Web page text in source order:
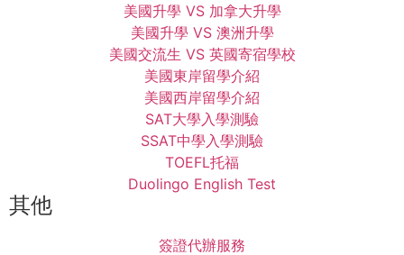
美國升學 VS 加拿大升學
美國升學 VS 澳洲升學
美國交流生 VS 英國寄宿學校
美國東岸留學介紹
美國西岸留學介紹
SAT大學入學測驗
SSAT中學入學測驗
TOEFL托福
Duolingo English Test
其他
簽證代辦服務